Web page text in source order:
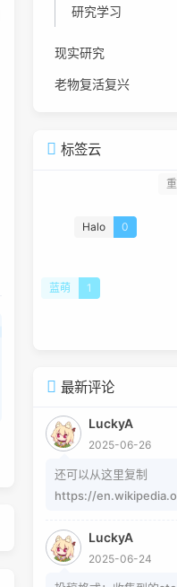
研究学习
现实研究
老物复活复兴
标签云
Halo 0
蓝萌 1
最新评论
LuckyA
2025-06-26
还可以从这里复制
https://
个其实是字符，不懂编
这个网站生成
https://
LuckyA
2025-06-24